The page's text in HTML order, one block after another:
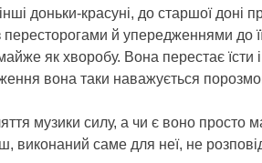
доньки-красуні, до старшої доні
й упередженнями до
як хворобу. Вона перестає їсти
вона таки наважується
музики силу, а чи є воно просто
виконаний саме для неї, не